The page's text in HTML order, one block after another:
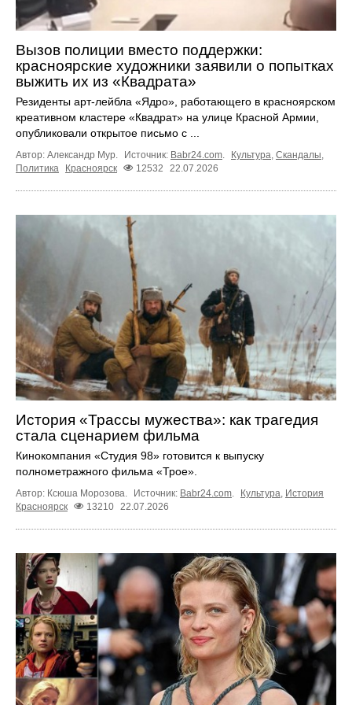
Вызов полиции вместо поддержки:
красноярские художники заявили о попытках
выжить их из «Квадрата»
Резиденты арт-лейбла «Ядро», работающего в красноярском
креативном кластере «Квадрат» на улице Красной Армии,
опубликовали открытое письмо с ...
Автор: Александр Мур. Источник: Babr24.com Культура Скандалы
Политика
Красноярск 12532 22.07.2026
История «Трассы мужества»: как трагедия
стала сценарием фильма
Кинокомпания «Студия 98» готовится к выпуску
полнометражного фильма «Трое».
Автор: Ксюша Морозова. Источник: Babr24.com. Культура, История
Красноярск
13210 22.07.2026